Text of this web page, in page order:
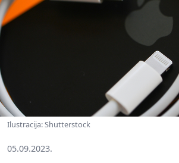
Ilustracija: Shutterstock
05.09.2023.